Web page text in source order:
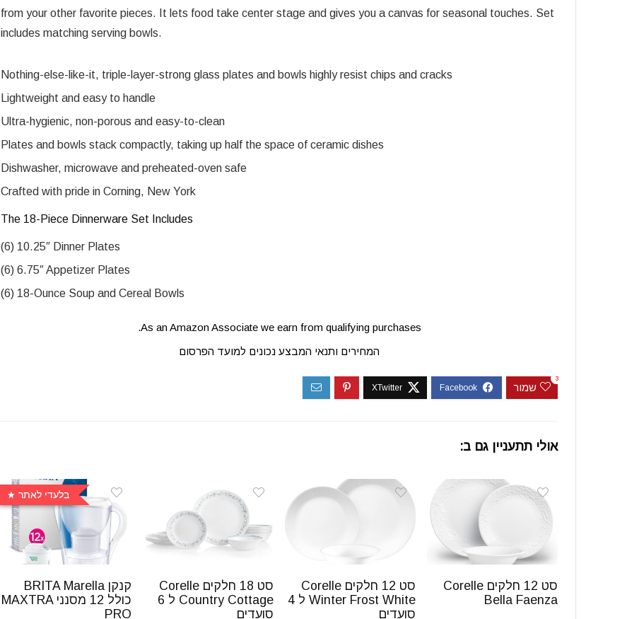
from your other favorite pieces. It lets food take center stage and gives you a canvas for seasonal touches. Set
includes matching serving bowls.
Nothing-else-like-it, triple-layer-strong glass plates and bowls highly resist chips and cracks
Lightweight and easy to handle
Ultra-hygienic, non-porous and easy-to-clean
Plates and bowls stack compactly, taking up half the space of ceramic dishes
Dishwasher, microwave and preheated-oven safe
Crafted with pride in Corning, New York
The 18-Piece Dinnerware Set Includes
(6) 10.25″ Dinner Plates
(6) 6.75″ Appetizer Plates
(6) 18-Ounce Soup and Cereal Bowls
As an Amazon Associate we earn from qualifying purchases.
המחירים ותנאי המבצע נכונים למועד הפרסום
שמור
3
אולי תתעניין גם ב:
סט 12 חלקים Corelle
Bella Faenza
סט 12 חלקים Corelle
Winter Frost White ל 4
סועדים
סט 18 חלקים Corelle
Country Cottage ל 6
סועדים
בלעדי לאתר
קנקן BRITA Marella
כולל 12 מסנני MAXTRA
PRO